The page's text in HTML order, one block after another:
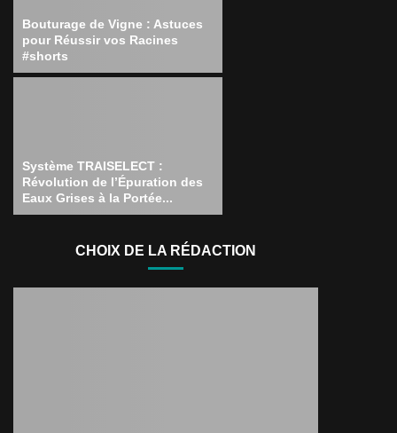
Bouturage de Vigne : Astuces
pour Réussir vos Racines
#shorts
Système TRAISELECT :
Révolution de l’Épuration des
Eaux Grises à la Portée...
CHOIX DE LA RÉDACTION